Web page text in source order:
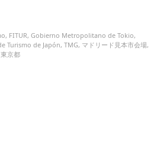
, FITUR,Gobierno Metropolitano de Tokio,
Turismo de Japón,TMG, マドリード見本市会場,
東京都